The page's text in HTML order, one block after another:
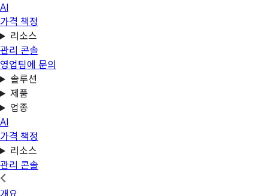
AI
가격 책정
리소스
관리 콘솔
영업팀에 문의
솔루션
제품
업종
AI
가격 책정
리소스
관리 콘솔